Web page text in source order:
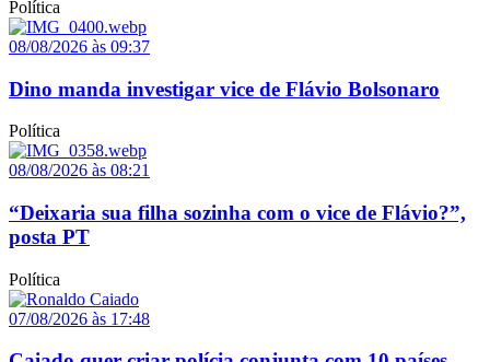
Política
08/08/2026 às 09:37
Dino manda investigar vice de Flávio Bolsonaro
Política
08/08/2026 às 08:21
“Deixaria sua filha sozinha com o vice de Flávio?”,
posta PT
Política
07/08/2026 às 17:48